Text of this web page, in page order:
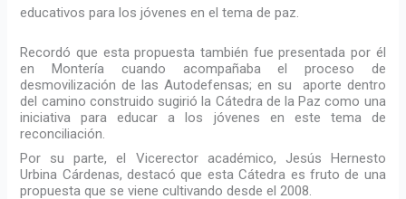
educativos para los jóvenes en el tema de paz.
Recordó que esta propuesta también fue presentada por él
en Montería cuando acompañaba el proceso de
desmovilización de las Autodefensas; en su aporte dentro
del camino construido sugirió la Cátedra de la Paz como una
iniciativa para educar a los jóvenes en este tema de
reconciliación.
Por su parte, el Vicerector académico, Jesús Hernesto
Urbina Cárdenas, destacó que esta Cátedra es fruto de una
propuesta que se viene cultivando desde el 2008.